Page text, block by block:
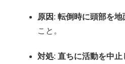
原因 :転倒時に頭部を
こと。
対処:直ちに活動を中